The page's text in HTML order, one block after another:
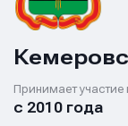
Принимает
с 2010 года